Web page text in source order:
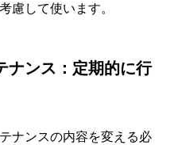
慮して使います。
ナンス：定期的に行
ナンスの内容を変える必